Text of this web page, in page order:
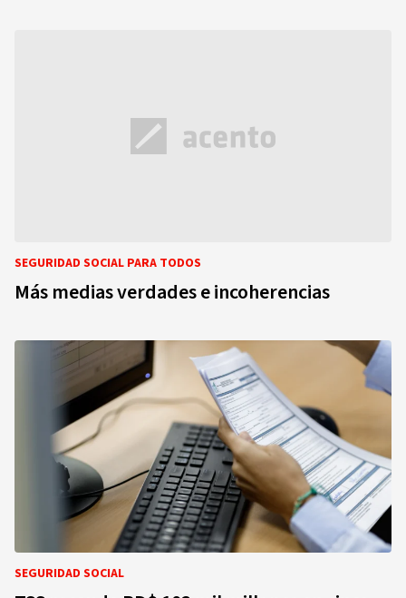
SEGURIDAD SOCIAL PARA TODOS
Más medias verdades e incoherencias
SEGURIDAD SOCIAL